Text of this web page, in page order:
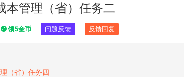
本管理（省）任务二
领5金币 问题反馈 反馈回复
（省）任务四
案及
员考
8小时前
10小时前
11小时前